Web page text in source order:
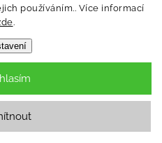
používáním.. Více informací
.